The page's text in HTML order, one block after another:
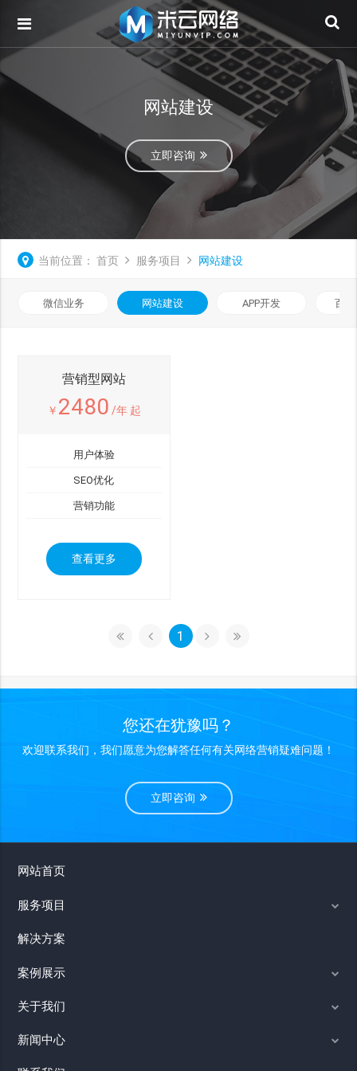
网站建设
立即咨询
当前位置： 首页 服务项目 网站建设
微信业务 网站建设 APP开发 百
营销型网站
￥ 2480 /年 起
用户体验
SEO优化
营销功能
查看更多
1
您还在犹豫吗？
欢迎联系我们，我们愿意为您解答任何有关网络营销疑难问题！
立即咨询
网站首页
服务项目
解决方案
案例展示
关于我们
新闻中心